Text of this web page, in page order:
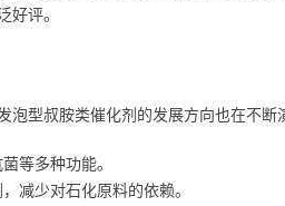
好评。
型叔胺类催化剂的发展方向也在不断
等多种功能。
减少对石化原料的依赖。